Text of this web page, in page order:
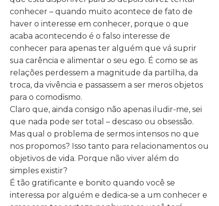
conhecer – quando muito acontece de fato de
haver o interesse em conhecer, porque o que
acaba acontecendo é o falso interesse de
conhecer para apenas ter alguém que vá suprir
sua carência e alimentar o seu ego. É como se as
relações perdessem a magnitude da partilha, da
troca, da vivência e passassem a ser meros objetos
para o comodismo.
Claro que, ainda consigo não apenas iludir-me, sei
que nada pode ser total – descaso ou obsessão.
Mas qual o problema de sermos intensos no que
nos propomos? Isso tanto para relacionamentos ou
objetivos de vida. Porque não viver além do
simples existir?
É tão gratificante e bonito quando você se
interessa por alguém e dedica-se a um conhecer e